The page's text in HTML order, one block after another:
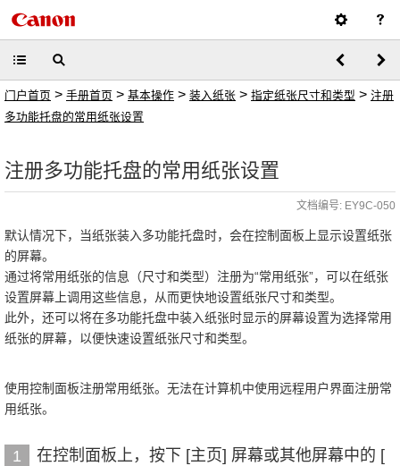
门户首页 > 手册首页 > 基本操作 > 装入纸张 > 指定纸张尺寸和类型 > 注册
多功能托盘的常用纸张设置
注册多功能托盘的常用纸张设置
文档编号: EY9C-050
默认情况下，当纸张装入多功能托盘时，会在控制面板上显示设置纸张
的屏幕。
通过将常用纸张的信息（尺寸和类型）注册为“常用纸张”，可以在纸张
设置屏幕上调用这些信息，从而更快地设置纸张尺寸和类型。
此外，还可以将在多功能托盘中装入纸张时显示的屏幕设置为选择常用
纸张的屏幕，以便快速设置纸张尺寸和类型。
使用控制面板注册常用纸张。无法在计算机中使用远程用户界面注册常
用纸张。
1
在控制面板上，按下 [主页] 屏幕或其他屏幕中的 [